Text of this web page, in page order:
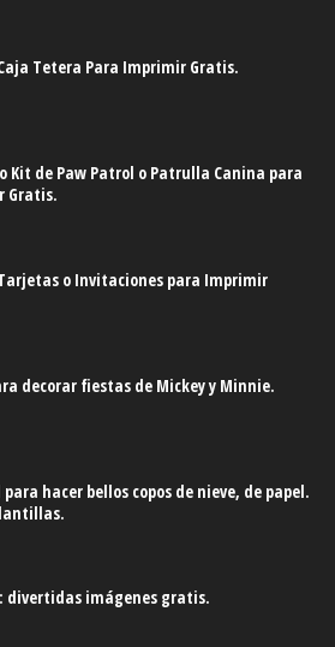
Tetera Para Imprimir Gratis.
Kit de Paw Patrol o Patrulla Canina para
Gratis.
o Invitaciones para Imprimir
decorar fiestas de Mickey y Minnie.
hacer bellos copos de nieve, de papel.
divertidas imágenes gratis.